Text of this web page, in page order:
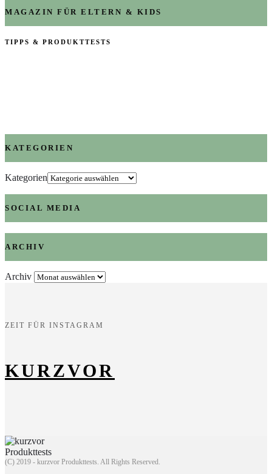
MAGAZIN FÜR ELTERN & KIDS
TIPPS & PRODUKTTESTS
KATEGORIEN
Kategorien
SOCIAL MEDIA
ARCHIV
Archiv
ZEIT FÜR INSTAGRAM
KURZVOR
(C) 2019 - kurzvor Produkttests. All Rights Reserved.